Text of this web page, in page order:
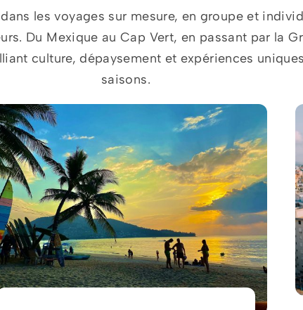
les voyages sur mesure, en groupe et
Du Mexique au Cap Vert, en passant par la
culture, dépaysement et expériences
saisons.